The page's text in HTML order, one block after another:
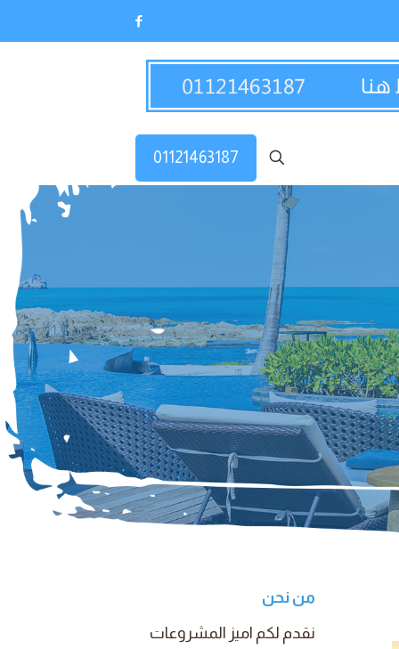
01121463187
من نحن
نقدم لكم اميز المشروعات